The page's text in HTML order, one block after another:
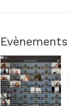
Evènements